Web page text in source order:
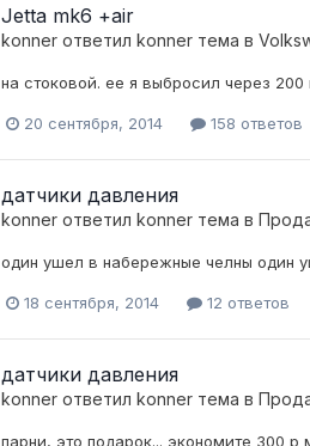
Jetta mk6 +air
konner ответил konner тема в
на стоковой. ее я выбросил через 200
20 сентября, 2014 158 ответов
датчики давления
konner ответил konner тема в
один ушел в набережные челны один
18 сентября, 2014 12 ответов
датчики давления
konner ответил konner тема в
парни, это подарок... экономите 300 р